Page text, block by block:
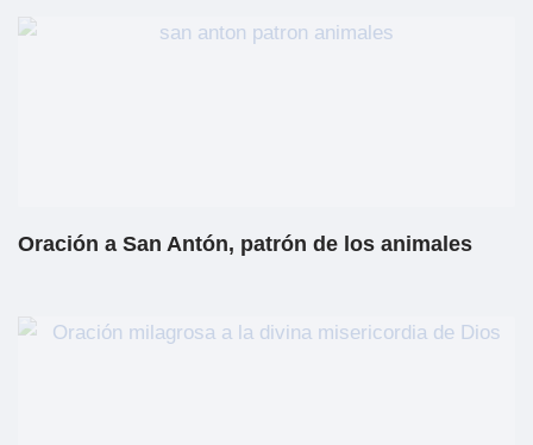
Oración a San Antón, patrón de los animales